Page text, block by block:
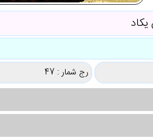
یکاد
رج شمار : 47